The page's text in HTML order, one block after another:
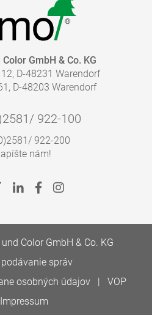
rýchlo a jednoducho
použitie uvedené v
GmbH & Co. KG
D-48231 Warendorf
D-48203 Warendorf
922-100
922-200
nám!
Color GmbH & Co. KG
správ
osobných údajov
VOP
Impressum